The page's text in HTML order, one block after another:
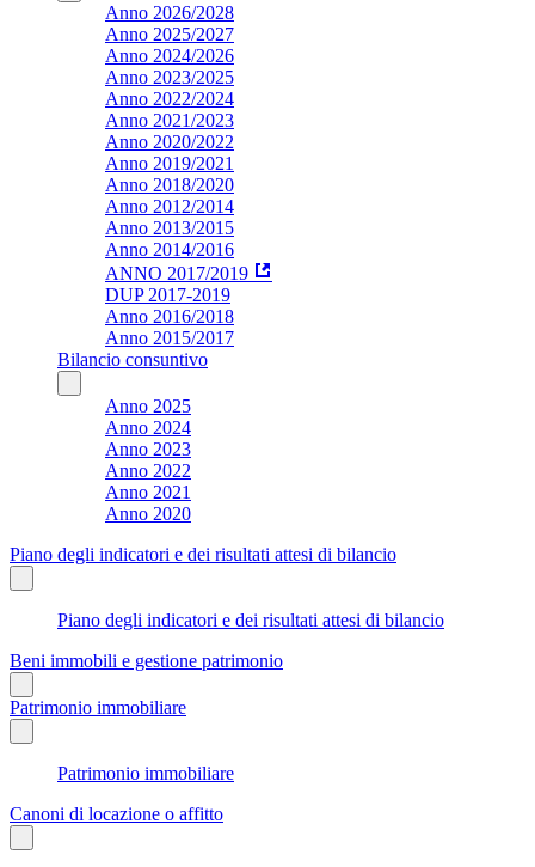
Anno 2026/2028
Anno 2025/2027
Anno 2024/2026
Anno 2023/2025
Anno 2022/2024
Anno 2021/2023
Anno 2020/2022
Anno 2019/2021
Anno 2018/2020
Anno 2012/2014
Anno 2013/2015
Anno 2014/2016
ANNO 2017/2019
DUP 2017-2019
Anno 2016/2018
Anno 2015/2017
Bilancio consuntivo
Anno 2025
Anno 2024
Anno 2023
Anno 2022
Anno 2021
Anno 2020
Piano degli indicatori e dei risultati attesi di bilancio
Piano degli indicatori e dei risultati attesi di bilancio
Beni immobili e gestione patrimonio
Patrimonio immobiliare
Patrimonio immobiliare
Canoni di locazione o affitto